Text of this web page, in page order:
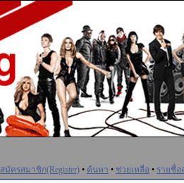
สมัครสมาชิก(Register) • ค้นหา • ช่วยเหลือ • รายชื่